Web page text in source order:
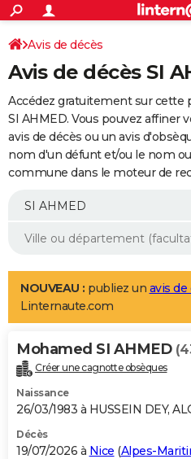
ACTUALITÉS
Politique
Société
Faits Divers
Education
Monde
Villes
+
SPORT
Coupe du monde 2026
Football
Tennis
Cyclisme
Rugby
Forum
Programme TV
TNT
Streaming
Cinéma
Sorties cinéma
Musique
+
FINANCE
Retraite
Epargne
Immobilier
Risques naturels par ville
Banque
Assurance
AUTO
Essais
Réserver un essai
Citadines
Berlines
SUV
Forum auto
+
Mobiles
Meilleur smartphone
Internet
Ordinateurs
Jeux vidéo
Guide high-tech
Aménagement intérieur
LIFESTYLE
Art de vivre
Bien-être
Loisirs
Mode
Modes de vie
Alimentation
Guide de la santé
Maladies
Médicaments
Sommeil
VOYAGE
Destinations
City break
Voyage nature
Voyage de noces
Forum
Climat
+PHOTO
GUIDES D'ACHAT
BONS PLANS
Avis de décès
Avis de décès SI
Accédez gratuitement sur cette
SI AHMED. Vous pouvez affiner
avis de décès ou un avis
nom d'un défunt et/ou le nom
commune dans le moteur de
NOUVEAU : publiez un avis
Linternaute.com
Mohamed SI AHMED
Créer une cagnotte obsèques
Naissance
26/03/1983 à HUSSEIN DEY,
Décès
19/07/2026 à Nice (Alpes-